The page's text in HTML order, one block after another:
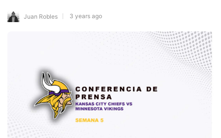
Juan Robles 3 years ago